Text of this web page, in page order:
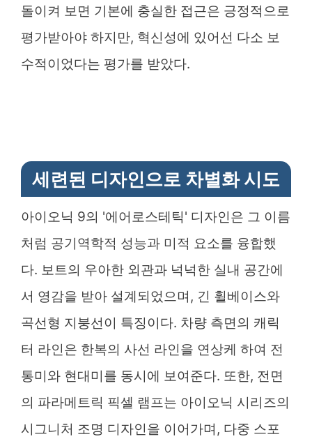
돌이켜 보면 기본에 충실한 접근은 긍정적으로
평가받아야 하지만, 혁신성에 있어선 다소 보
수적이었다는 평가를 받았다.
세련된 디자인으로 차별화 시도
아이오닉 9의 '에어로스테틱' 디자인은 그 이름
처럼 공기역학적 성능과 미적 요소를 융합했
다. 보트의 우아한 외관과 넉넉한 실내 공간에
서 영감을 받아 설계되었으며, 긴 휠베이스와
곡선형 지붕선이 특징이다. 차량 측면의 캐릭
터 라인은 한복의 사선 라인을 연상케 하여 전
통미와 현대미를 동시에 보여준다. 또한, 전면
의 파라메트릭 픽셀 램프는 아이오닉 시리즈의
시그니처 조명 디자인을 이어가며, 다중 스포